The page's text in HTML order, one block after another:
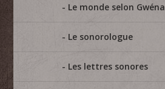
Le monde selon Gwéna
Le sonorologue
Les lettres sonores